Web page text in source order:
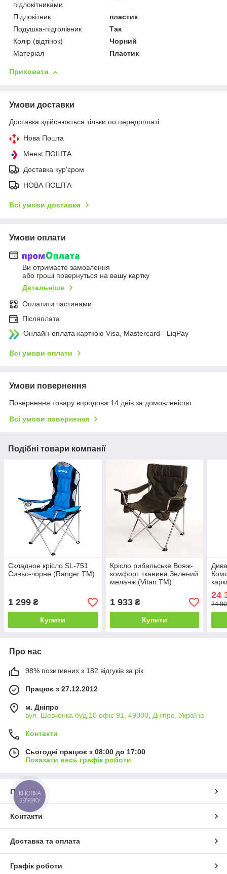
підлокітниками
Підлокітник
пластик
Подушка-підголівник
Так
Колір (відтінок)
Чорний
Матеріал
Пластик
Приховати
Умови доставки
Доставка здійснюється тільки по передоплаті.
Нова Пошта
Meest ПОШТА
Доставка кур'єром
НОВА ПОШТА
Всі умови доставки
Умови оплати
Ви отримаєте замовлення
або гроші повернуться на вашу картку
Детальніше
Оплатити частинами
Післяплата
Онлайн-оплата карткою Visa, Mastercard - LiqPay
Всі умови оплати
Умови повернення
Повернення товару впродовж 14 днів за домовленістю
Всі умови повернення
Подібні товари компанії
Складное крісло SL-751
Синьо-чорне (Ranger TM)
1 299 ₴
Купити
Крісло рибальське Вояж-
комфорт тканина Зелений
меланж (Vitan TM)
1 933₴
Купити
24
24
Про нас
98% позитивних з 182 відгуків за рік
Працює з 27.12.2012
м. Дніпро
вул. Шевченка буд.10 офіс 91, 49000, Дніпро, Україна
Контакти
Сьогодні працює з 08:00 до 17:00
Показати весь графік роботи
Про нас
Контакти
Доставка та оплата
Графік роботи
КНОПКА
ЗВ'ЯЗКУ